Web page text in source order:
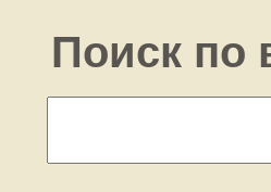
Поиск по